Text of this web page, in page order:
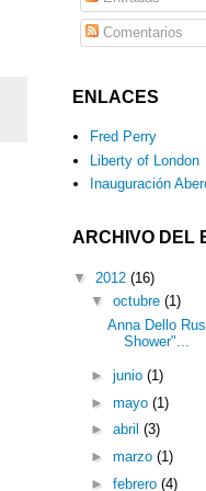
Comentarios
ENLACES
Fred Perry
Liberty of London
Inauguración
ARCHIVO DEL
▼ 2012 (16)
▼ octubre (1)
Anna Dello
Shower"...
► junio (1)
► mayo (1)
► abril (3)
► marzo (1)
► febrero (4)